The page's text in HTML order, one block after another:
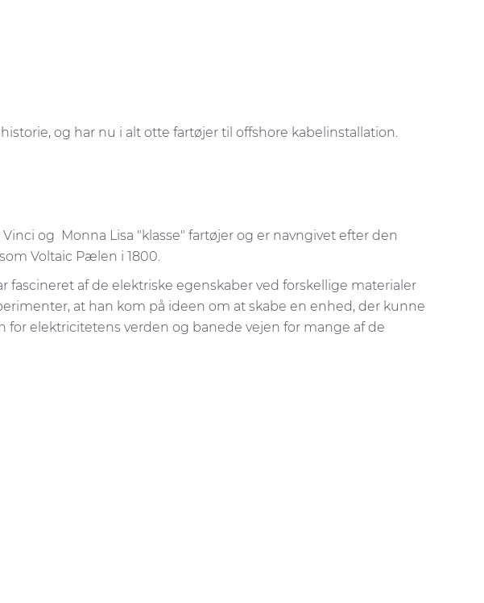
og har nu i alt otte fartøjer til offshore kabelinstallation.
og Monna Lisa "klasse" fartøjer og er navngivet efter den
Voltaic Pælen i 1800.
fascineret af de elektriske egenskaber ved forskellige materialer
at han kom på ideen om at skabe en enhed, der kunne
elektricitetens verden og banede vejen for mange af de